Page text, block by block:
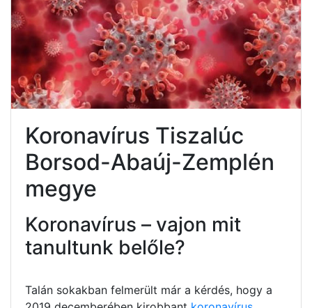
Koronavírus Tiszalúc
Borsod-Abaúj-Zemplén
megye
Koronavírus – vajon mit
tanultunk belőle?
Talán sokakban felmerült már a kérdés, hogy a